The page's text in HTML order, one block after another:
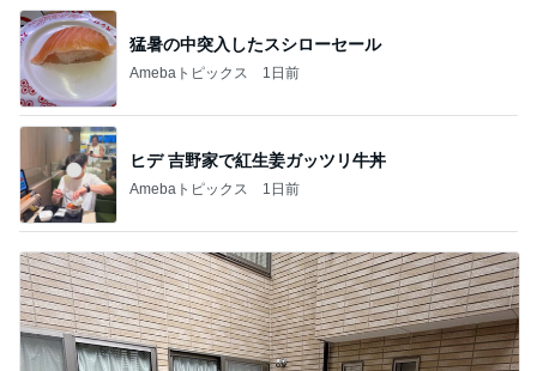
猛暑の中突入したスシローセール
Amebaトピックス 1日前
ヒデ 吉野家で紅生姜ガッツリ牛丼
Amebaトピックス 1日前